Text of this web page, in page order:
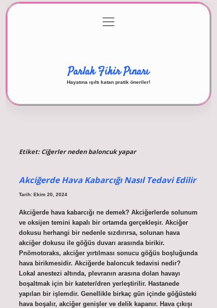
Gizlilik Politikası
menüyü
aç
Parlak Fikir Pınarı
Hayatına ışıltı katan pratik öneriler!
Etiket:Ciğerler neden baloncuk yapar
Akciğerde Hava Kabarcığı Nasıl Tedavi Edilir
Tarih: Ekim 20, 2024
Akciğerde hava kabarcığı ne demek? Akciğerlerde solunum
ve oksijen temini kapalı bir ortamda gerçekleşir. Akciğer
dokusu herhangi bir nedenle sızdırırsa, solunan hava
akciğer dokusu ile göğüs duvarı arasında birikir.
Pnömotoraks, akciğer yırtılması sonucu göğüs boşluğunda
hava birikmesidir. Akciğerde baloncuk tedavisi nedir?
Lokal anestezi altında, plevranın arasına dolan havayı
boşaltmak için bir kateter/dren yerleştirilir. Hastanede
yapılan bir işlemdir. Genellikle birkaç gün içinde göğüsteki
hava boşalır, akciğer genişler ve delik kapanır. Hava çıkışı